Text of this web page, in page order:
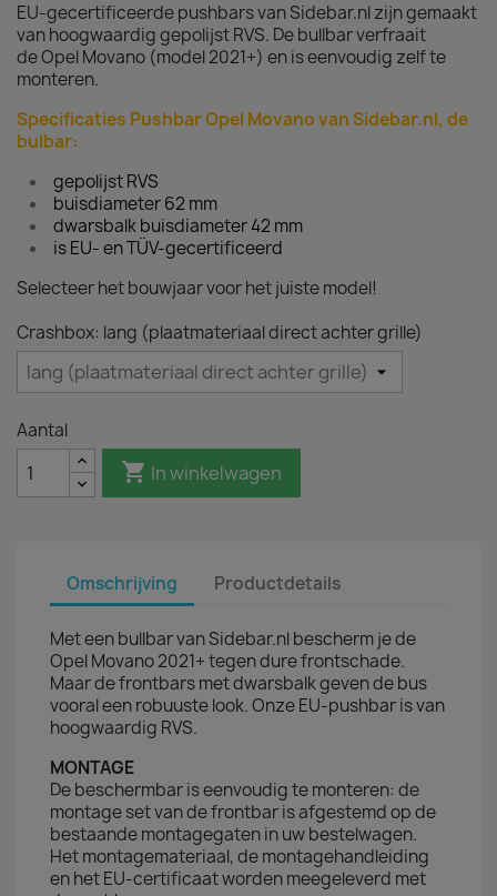
EU-gecertificeerde pushbars van Sidebar.nl zijn gemaakt
van hoogwaardig gepolijst RVS. De bullbar verfraait
de Opel Movano (model 2021+) en is eenvoudig zelf te
monteren.
Specificaties Pushbar Opel Movano van Sidebar.nl, de
bulbar:
gepolijst RVS
buisdiameter 62 mm
dwarsbalk buisdiameter 42 mm
is EU- en TÜV-gecertificeerd
Selecteer het bouwjaar voor het juiste model!
Crashbox: lang (plaatmateriaal direct achter grille)
Aantal
 In winkelwagen
Omschrijving Productdetails
Met een bullbar van Sidebar.nl bescherm je de
Opel Movano 2021+ tegen dure frontschade.
Maar de frontbars met dwarsbalk geven de bus
vooral een robuuste look. Onze EU-pushbar is van
hoogwaardig RVS.
MONTAGE
De beschermbar is eenvoudig te monteren: de
montage set van de frontbar is afgestemd op de
bestaande montagegaten in uw bestelwagen.
Het montagemateriaal, de montagehandleiding
en het EU-certificaat worden meegeleverd met